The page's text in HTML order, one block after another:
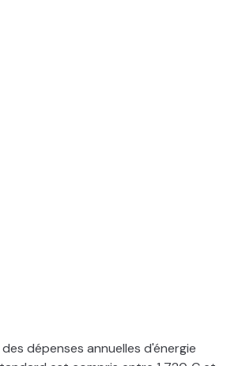
dépenses annuelles d'énergie